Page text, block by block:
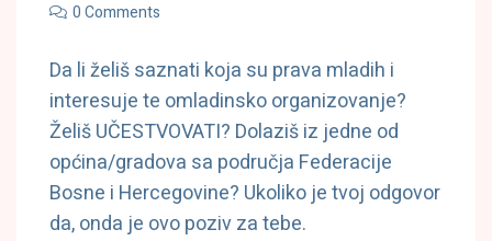
0 Comments
Da li želiš saznati koja su prava mladih i
interesuje te omladinsko organizovanje?
Želiš UČESTVOVATI? Dolaziš iz jedne od
općina/gradova sa područja Federacije
Bosne i Hercegovine? Ukoliko je tvoj odgovor
da, onda je ovo poziv za tebe.